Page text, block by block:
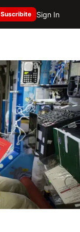
Suscribite Sign In